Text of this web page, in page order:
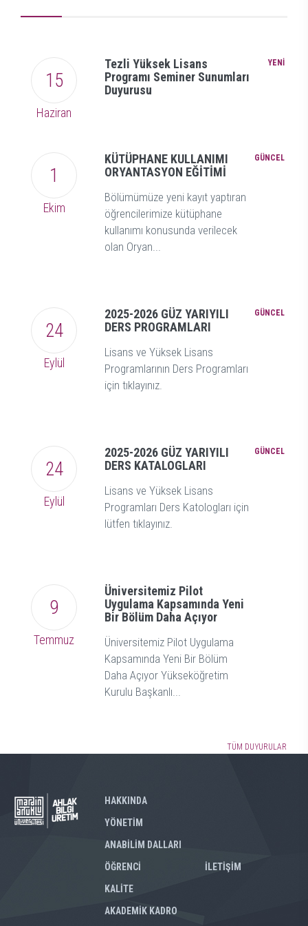
15
Haziran
Tezli Yüksek Lisans
Programı Seminer Sunumları
Duyurusu
YENİ
1
Ekim
KÜTÜPHANE KULLANIMI
ORYANTASYON EĞİTİMİ
GÜNCEL
Bölümümüze yeni kayıt yaptıran
öğrencilerimize kütüphane
kullanımı konusunda verilecek
olan Oryan...
24
Eylül
2025-2026 GÜZ YARIYILI
DERS PROGRAMLARI
GÜNCEL
Lisans ve Yüksek Lisans
Programlarının Ders Programları
için tıklayınız.
24
Eylül
2025-2026 GÜZ YARIYILI
DERS KATALOGLARI
GÜNCEL
Lisans ve Yüksek Lisans
Programları Ders Katologları için
lütfen tıklayınız.
9
Temmuz
Üniversitemiz Pilot
Uygulama Kapsamında Yeni
Bir Bölüm Daha Açıyor
Üniversitemiz Pilot Uygulama
Kapsamında Yeni Bir Bölüm
Daha Açıyor Yükseköğretim
Kurulu Başkanlı...
TÜM DUYURULAR
HAKKINDA
YÖNETİM
ANABİLİM DALLARI
ÖĞRENCİ
KALİTE
AKADEMİK KADRO
İLETİŞİM